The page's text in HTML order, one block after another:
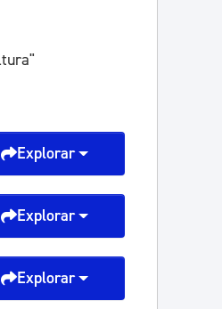
Explorar
Explorar
Explorar